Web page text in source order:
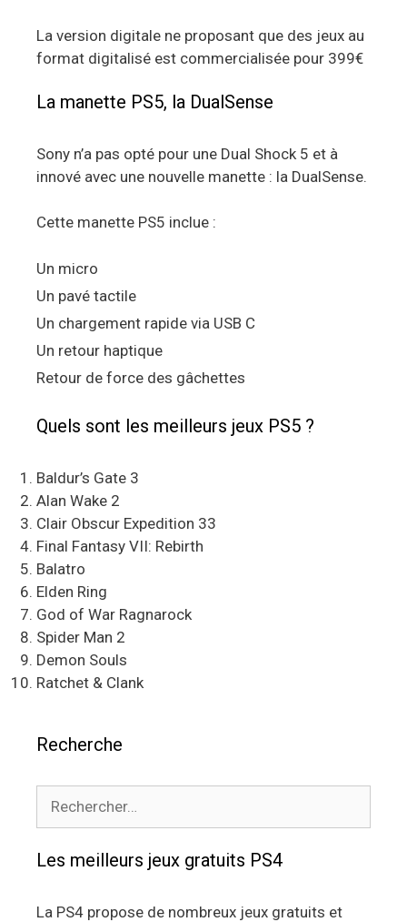
La version digitale ne proposant que des jeux au
format digitalisé est commercialisée pour 399€
La manette PS5, la DualSense
Sony n’a pas opté pour une Dual Shock 5 et à
innové avec une nouvelle manette : la DualSense.
Cette manette PS5 inclue :
Un micro
Un pavé tactile
Un chargement rapide via USB C
Un retour haptique
Retour de force des gâchettes
Quels sont les meilleurs jeux PS5 ?
Baldur’s Gate 3
Alan Wake 2
Clair Obscur Expedition 33
Final Fantasy VII: Rebirth
Balatro
Elden Ring
God of War Ragnarock
Spider Man 2
Demon Souls
Ratchet & Clank
Recherche
Les meilleurs jeux gratuits PS4
La PS4 propose de nombreux jeux gratuits et